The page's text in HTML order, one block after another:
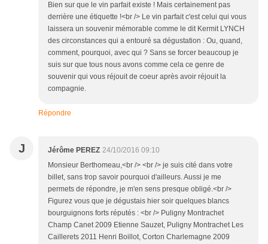
Bien sur que le vin parfait existe ! Mais certainement pas
derrière une étiquette !<br /> Le vin parfait c'est celui qui vous
laissera un souvenir mémorable comme le dit Kermit LYNCH
des circonstances qui a entouré sa dégustation : Ou, quand,
comment, pourquoi, avec qui ? Sans se forcer beaucoup je
suis sur que tous nous avons comme cela ce genre de
souvenir qui vous réjouit de coeur après avoir réjouit la
compagnie.
Répondre
J Jérôme PEREZ 24/10/2016 09:10
Monsieur Berthomeau,<br /> <br /> je suis cité dans votre
billet, sans trop savoir pourquoi d'ailleurs. Aussi je me
permets de répondre, je m'en sens presque obligé.<br />
Figurez vous que je dégustais hier soir quelques blancs
bourguignons forts réputés : <br /> Puligny Montrachet
Champ Canet 2009 Etienne Sauzet, Puligny Montrachet Les
Caillerets 2011 Henri Boillot, Corton Charlemagne 2009